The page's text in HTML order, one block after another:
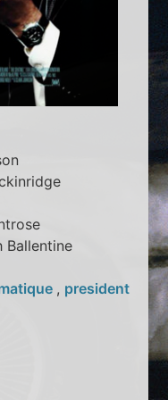
Ballentine
, president